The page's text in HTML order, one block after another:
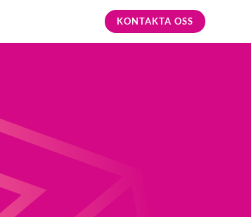
KONTAKTA OSS